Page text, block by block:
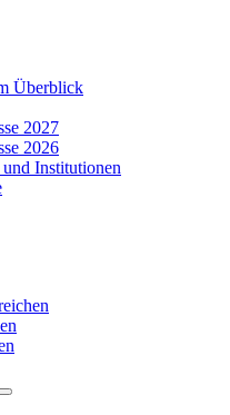
Überblick
2027
2026
Institutionen